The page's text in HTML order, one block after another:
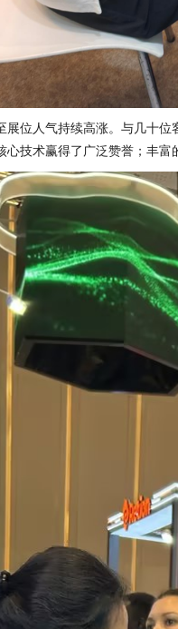
展位人气持续高涨。与几十
心技术赢得了广泛赞誉；丰